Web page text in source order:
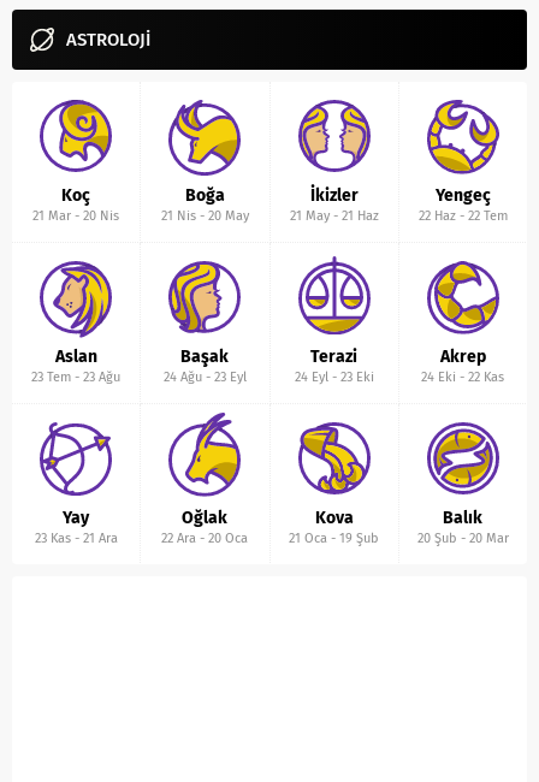
ASTROLOJİ
Koç
21 Mar -20 Nis
Boğa
21 Nis- 20 May
İkizler
21 May- 21 Haz
Yengeç
22 Haz- 22 Tem
Aslan
23 Tem -23 Ağu
Başak
24 Ağu- 23 Eyl
Terazi
24 Eyl- 23 Eki
Akrep
24 Eki -22 Kas
Yay
23 Kas- 21 Ara
Oğlak
22 Ara -20 Oca
Kova
21 Oca -19 Şub
Balık
20 Şub - 20 Mar